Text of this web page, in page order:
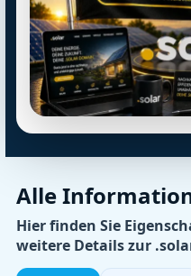
Alle
Hier finden Sie
weitere Details zur